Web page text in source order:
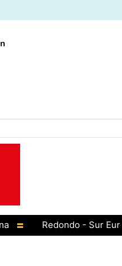
Redondo - Sur Europa